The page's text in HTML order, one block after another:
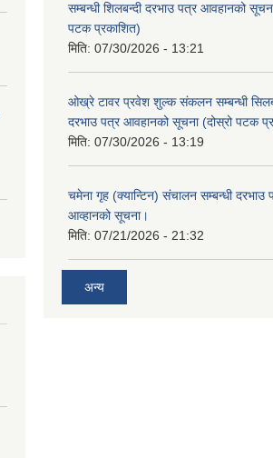
सम्बन्धी शिलबन्दी दरभाउ पत्र आवहानको
पटक प्रकाशित)
मिति: 07/30/2026 - 13:21
ओख्रे टावर प्रवेश शुल्क संकलन सम्बन्धी
दरभाउ पत्र आवहानको सूचना (दोस्रो पटक
मिति: 07/30/2026 - 13:19
चमेना गृह (क्यान्टिन) संचालन सम्बन्धी दरभाउ
आव्हानको सूचना।
मिति: 07/21/2026 - 21:32
अन्य